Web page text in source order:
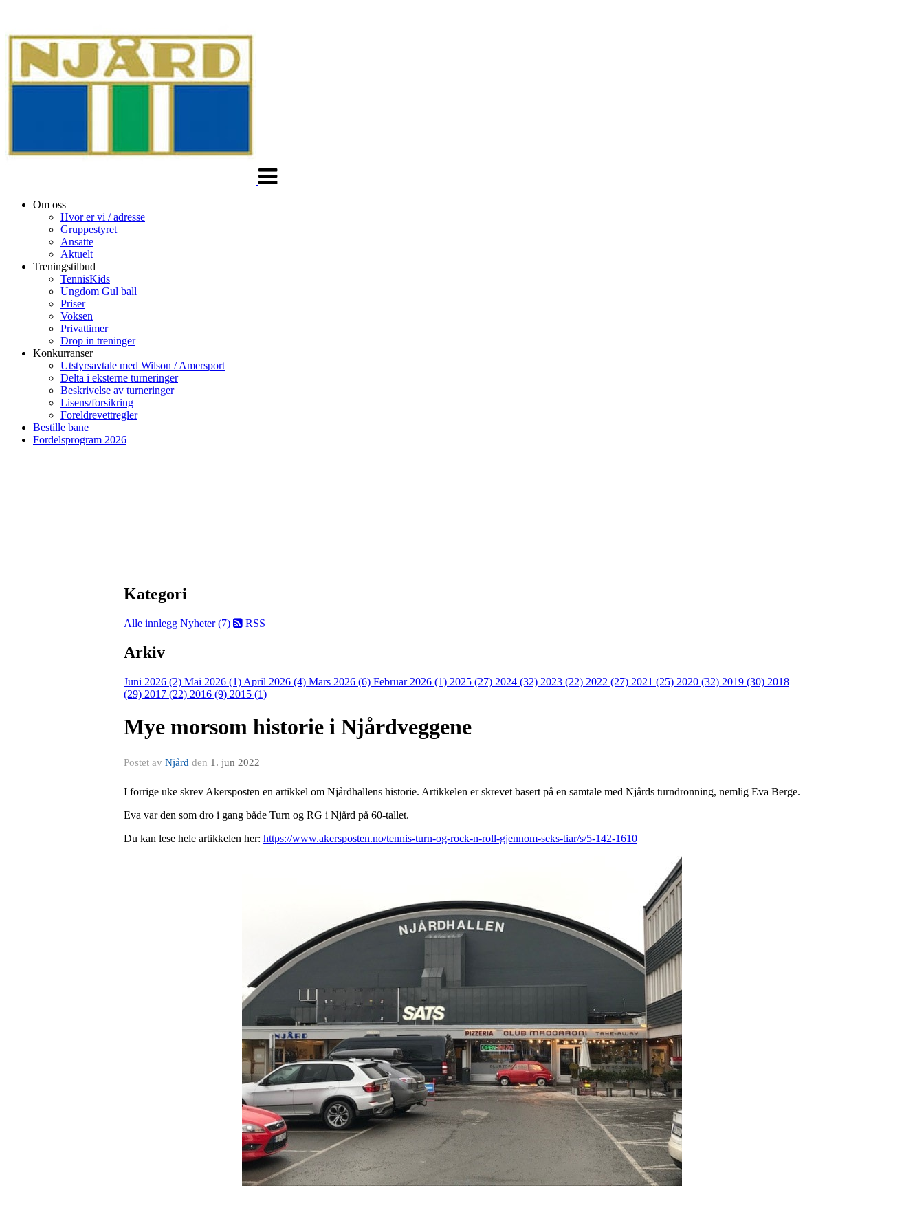
Om oss
Hvor er vi / adresse
Gruppestyret
Ansatte
Aktuelt
Treningstilbud
TennisKids
Ungdom Gul ball
Priser
Voksen
Privattimer
Drop in treninger
Konkurranser
Utstyrsavtale med Wilson / Amersport
Delta i eksterne turneringer
Beskrivelse av turneringer
Lisens/forsikring
Foreldrevettregler
Bestille bane
Fordelsprogram 2026
Kategori
Alle innlegg Nyheter (7) RSS
Arkiv
Juni 2026 (2) Mai 2026 (1) April 2026 (4) Mars 2026 (6) Februar 2026 (1) 2025 (27) 2024 (32) 2023 (22) 2022 (27) 2021 (25) 2020 (32) 2019 (30) 2018
(29) 2017 (22) 2016 (9) 2015 (1)
Mye morsom historie i Njårdveggene
Postet av Njård den 1. jun 2022
I forrige uke skrev Akersposten en artikkel om Njårdhallens historie. Artikkelen er skrevet basert på en samtale med Njårds turndronning, nemlig Eva Berge.
Eva var den som dro i gang både Turn og RG i Njård på 60-tallet.
Du kan lese hele artikkelen her: https://www.akersposten.no/tennis-turn-og-rock-n-roll-gjennom-seks-tiar/s/5-142-1610